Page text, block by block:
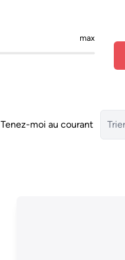
max
Tenez-moi au courant